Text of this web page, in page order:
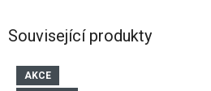
Související produkty
AKCE